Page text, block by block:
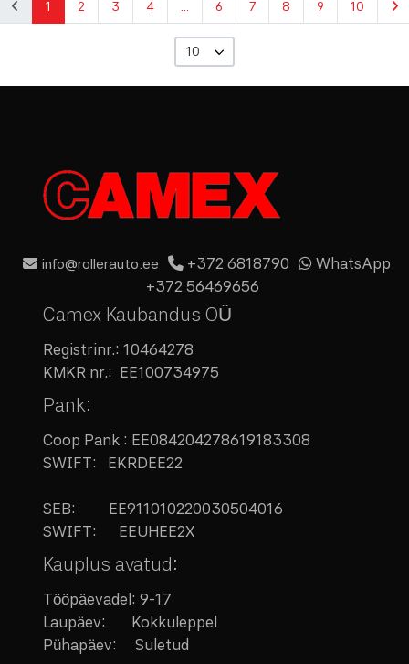
1 2 3 4 6 7 8 9 10
10
info@rollerauto.ee +372 6818790
WhatsApp
+372 56469656
Camex Kaubandus OÜ
Registrinr.: 10464278
KMKR nr.: EE100734975
Pank:
Coop Pank : EE084204278619183308
SWIFT: EKRDEE22
SEB: EE911010220030504016
SWIFT: EEUHEE2X
Kauplus avatud:
Tööpäevadel: 9-17
Laupäev: Kokkuleppel
Pühapäev: Suletud